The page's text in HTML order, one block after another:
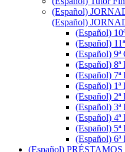
(Español)
(Español)
(Español)
(Español)
(Español)
(Español)
(Español) 7ª
(Español)
(Español)
(Español)
(Español)
(Español)
(Español)
(Español) PRÉSTAMOS